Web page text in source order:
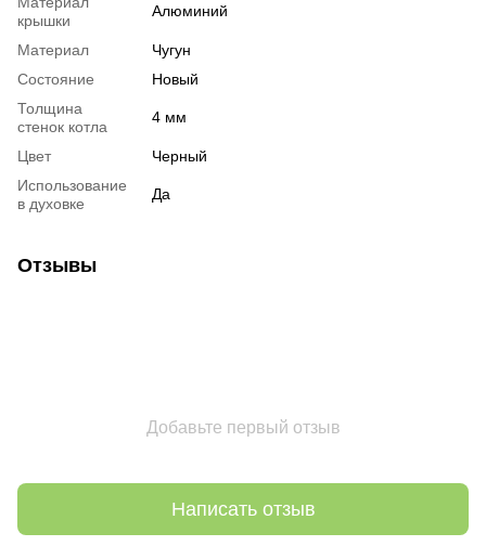
крышки
Алюминий
Материал
Чугун
Состояние
Новый
Толщина
стенок котла
4 мм
Цвет
Черный
Использование
в духовке
Да
Отзывы
Добавьте первый отзыв
Написать отзыв